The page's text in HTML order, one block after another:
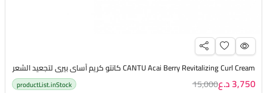
CANTU Acai Berry Revitalizing Curl Cream كانتو كريم آساي بيري لتجعيد الشعر
3,750 د.ع 15,000
productList.inStock